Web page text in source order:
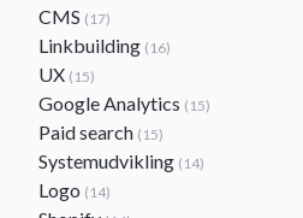
CMS (17)
Linkbuilding (16)
UX (15)
Google Analytics (15)
Paid search (15)
Systemudvikling (14)
Logo (14)